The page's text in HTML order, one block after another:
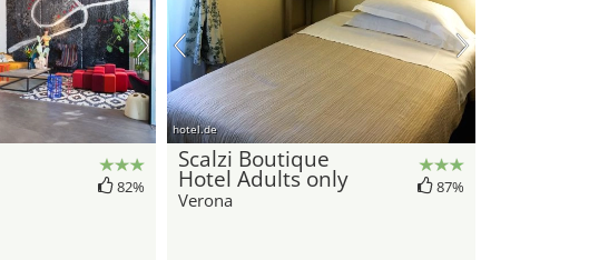
82%
hotel.de
Scalzi Boutique
Hotel Adults only
Verona
87%